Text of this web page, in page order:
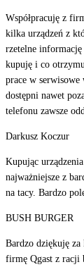
Współpracuję z
kilka urządzeń z
rzetelne
kupuję i co
prace w serwisowe
dostępni nawet
telefonu zawsze
Darkusz Koczur
Kupując
najważniejsze z
na tacy. Bardzo
BUSH BURGER
Bardzo dziękuję za
firmę Qgast z racji